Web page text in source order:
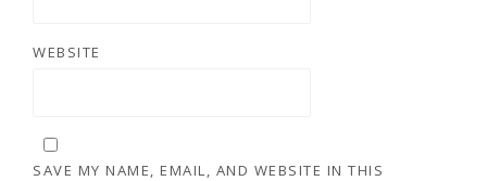
WEBSITE
SAVE MY NAME, EMAIL, AND WEBSITE IN THIS